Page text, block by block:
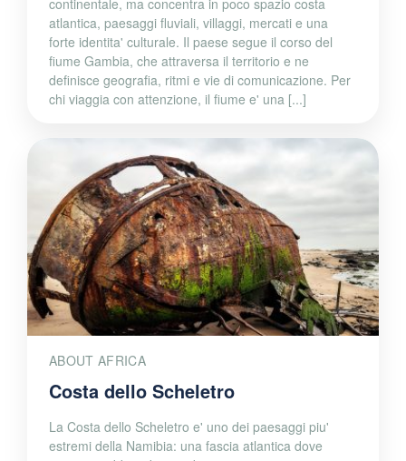
continentale, ma concentra in poco spazio costa
atlantica, paesaggi fluviali, villaggi, mercati e una
forte identita' culturale. Il paese segue il corso del
fiume Gambia, che attraversa il territorio e ne
definisce geografia, ritmi e vie di comunicazione. Per
chi viaggia con attenzione, il fiume e' una [...]
ABOUT AFRICA
Costa dello Scheletro
La Costa dello Scheletro e' uno dei paesaggi piu'
estremi della Namibia: una fascia atlantica dove